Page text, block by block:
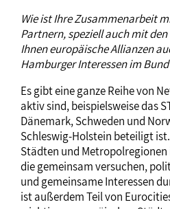
Wie ist Ihre Zusammenarbeit
Partnern, speziell auch mit
Ihnen europäische Allianzen
Hamburger Interessen im
Es gibt eine ganze Reihe von
aktiv sind, beispielsweise das
Dänemark, Schweden und
Schleswig-Holstein beteiligt
Städten und Metropolregionen
die gemeinsam versuchen,
und gemeinsame Interessen
ist außerdem Teil von